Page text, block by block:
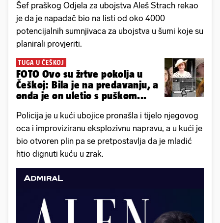
Šef praškog Odjela za ubojstva Aleš Strach rekao
je da je napadač bio na listi od oko 4000
potencijalnih sumnjivaca za ubojstva u šumi koje su
planirali provjeriti.
TUGA U ČEŠKOJ
FOTO Ovo su žrtve pokolja u
Češkoj: Bila je na predavanju, a
onda je on uletio s puškom...
Policija je u kući ubojice pronašla i tijelo njegovog
oca i improviziranu eksplozivnu napravu, a u kući je
bio otvoren plin pa se pretpostavlja da je mladić
htio dignuti kuću u zrak.